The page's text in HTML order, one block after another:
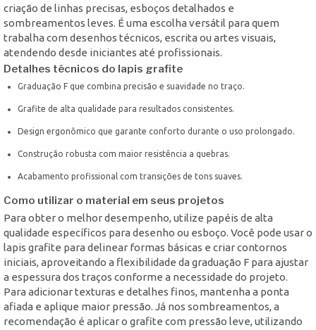
criação de linhas precisas, esboços detalhados e
sombreamentos leves. É uma escolha versátil para quem
trabalha com desenhos técnicos, escrita ou artes visuais,
atendendo desde iniciantes até profissionais.
Detalhes técnicos do lapis grafite
Graduação F que combina precisão e suavidade no traço.
Grafite de alta qualidade para resultados consistentes.
Design ergonômico que garante conforto durante o uso prolongado.
Construção robusta com maior resistência a quebras.
Acabamento profissional com transições de tons suaves.
Como utilizar o material em seus projetos
Para obter o melhor desempenho, utilize papéis de alta
qualidade específicos para desenho ou esboço. Você pode usar o
lapis grafite para delinear formas básicas e criar contornos
iniciais, aproveitando a flexibilidade da graduação F para ajustar
a espessura dos traços conforme a necessidade do projeto.
Para adicionar texturas e detalhes finos, mantenha a ponta
afiada e aplique maior pressão. Já nos sombreamentos, a
recomendação é aplicar o grafite com pressão leve, utilizando